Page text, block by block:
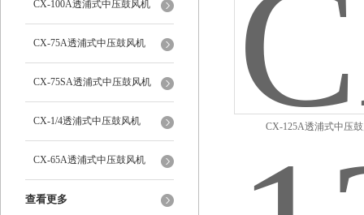
CX-100A透浦式中压鼓风机
CX-75A透浦式中压鼓风机
CX-75SA透浦式中压鼓风机
CX-1/4透浦式中压鼓风机
CX-65A透浦式中压鼓风机
查看更多
CX-125A透浦式中压